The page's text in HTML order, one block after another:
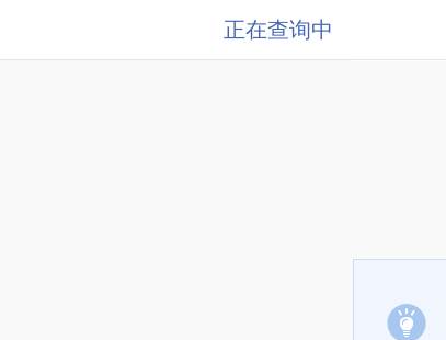
正在查询中